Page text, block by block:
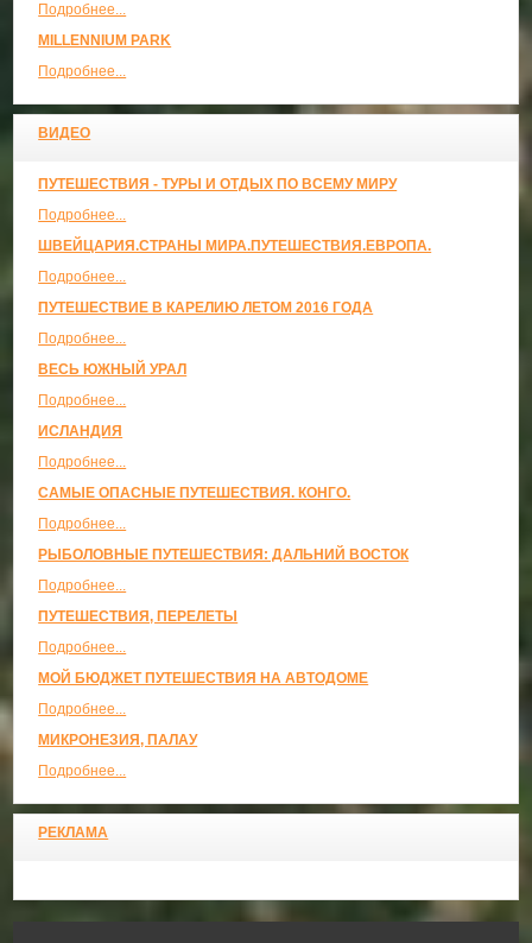
Подробнее...
MILLENNIUM PARK
Подробнее...
ВИДЕО
ПУТЕШЕСТВИЯ - ТУРЫ И ОТДЫХ ПО ВСЕМУ МИРУ
Подробнее...
ШВЕЙЦАРИЯ.СТРАНЫ МИРА.ПУТЕШЕСТВИЯ.ЕВРОПА.
Подробнее...
ПУТЕШЕСТВИЕ В КАРЕЛИЮ ЛЕТОМ 2016 ГОДА
Подробнее...
ВЕСЬ ЮЖНЫЙ УРАЛ
Подробнее...
ИСЛАНДИЯ
Подробнее...
САМЫЕ ОПАСНЫЕ ПУТЕШЕСТВИЯ. КОНГО.
Подробнее...
РЫБОЛОВНЫЕ ПУТЕШЕСТВИЯ: ДАЛЬНИЙ ВОСТОК
Подробнее...
ПУТЕШЕСТВИЯ, ПЕРЕЛЕТЫ
Подробнее...
МОЙ БЮДЖЕТ ПУТЕШЕСТВИЯ НА АВТОДОМЕ
Подробнее...
МИКРОНЕЗИЯ, ПАЛАУ
Подробнее...
РЕКЛАМА